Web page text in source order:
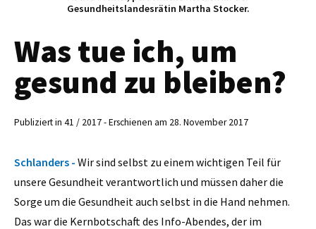
Gesundheitslandesrätin Martha Stocker.
Was tue ich, um
gesund zu bleiben?
Publiziert in 41 / 2017 - Erschienen am 28. November 2017
Schlanders - Wir sind selbst zu einem wichtigen Teil für
unsere Gesundheit verantwortlich und müssen daher die
Sorge um die Gesundheit auch selbst in die Hand nehmen.
Das war die Kernbotschaft des Info-Abendes, der im